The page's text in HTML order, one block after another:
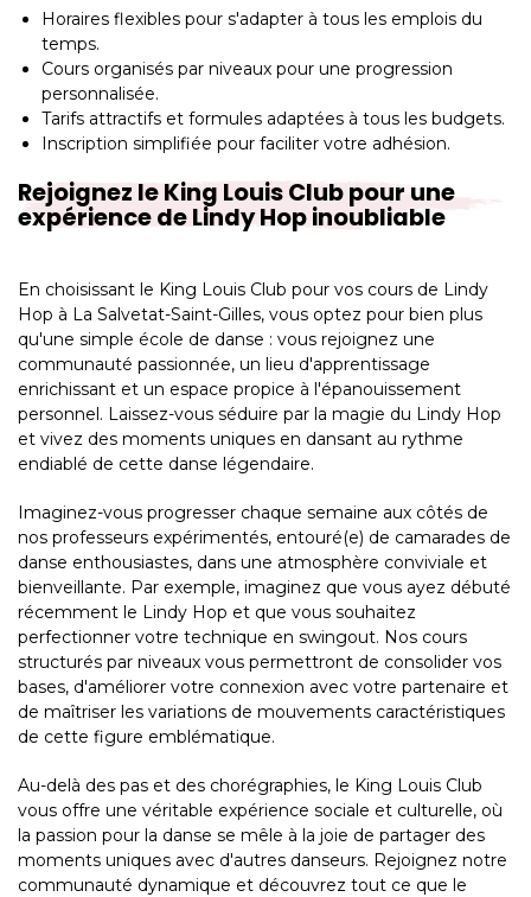
Horaires flexibles pour s'adapter à tous les emplois du
temps.
Cours organisés par niveaux pour une progression
personnalisée.
Tarifs attractifs et formules adaptées à tous les budgets.
Inscription simplifiée pour faciliter votre adhésion.
Rejoignez le King Louis Club pour une
expérience de Lindy Hop inoubliable
En choisissant le King Louis Club pour vos cours de Lindy
Hop à La Salvetat-Saint-Gilles, vous optez pour bien plus
qu'une simple école de danse : vous rejoignez une
communauté passionnée, un lieu d'apprentissage
enrichissant et un espace propice à l'épanouissement
personnel. Laissez-vous séduire par la magie du Lindy Hop
et vivez des moments uniques en dansant au rythme
endiablé de cette danse légendaire.
Imaginez-vous progresser chaque semaine aux côtés de
nos professeurs expérimentés, entouré(e) de camarades de
danse enthousiastes, dans une atmosphère conviviale et
bienveillante. Par exemple, imaginez que vous ayez débuté
récemment le Lindy Hop et que vous souhaitez
perfectionner votre technique en swingout. Nos cours
structurés par niveaux vous permettront de consolider vos
bases, d'améliorer votre connexion avec votre partenaire et
de maîtriser les variations de mouvements caractéristiques
de cette figure emblématique.
Au-delà des pas et des chorégraphies, le King Louis Club
vous offre une véritable expérience sociale et culturelle, où
la passion pour la danse se mêle à la joie de partager des
moments uniques avec d'autres danseurs. Rejoignez notre
communauté dynamique et découvrez tout ce que le